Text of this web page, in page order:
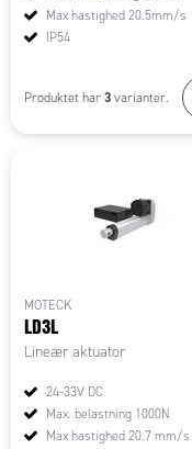
Max hastighed 20.5mm/s
IP54
Produktet har 3 varianter.
MOTECK
LD3L
Lineær aktuator
24-33V DC
Max. belastning 1000N
Max hastighed 20.7 mm/s